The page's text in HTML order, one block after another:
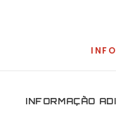
INFORMAÇÃO